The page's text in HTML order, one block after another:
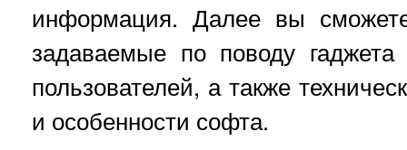
информация. Далее вы
задаваемые по поводу
пользователей, а также
и особенности софта.